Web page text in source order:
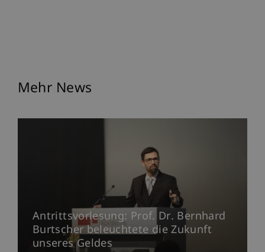
Mehr News
Antrittsvorlesung: Prof. Dr. Bernhard
Burtscher beleuchtete die Zukunft
unseres Geldes